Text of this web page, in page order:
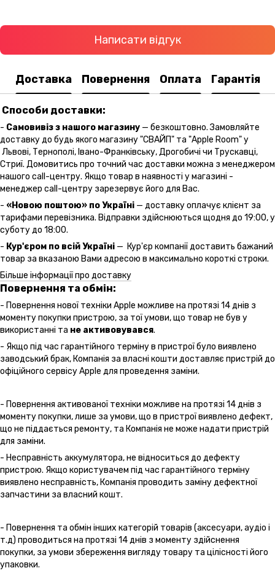
Написати відгук
Доставка Повернення Оплата Гарантія
Способи доставки:
- Самовивіз з нашого магазину — безкоштовно. Замовляйте
доставку до будь якого магазину "СВАЙП" та "Apple Room" у
Львові, Тернополі, Івано-Франківську, Дрогобичі чи Трускавці,
Стриї. Домовитись про точний час доставки можна з менеджером
нашого call-центру. Якщо товар в наявності у магазині -
менеджер call-центру зарезервує його для Вас.
- «Новою поштою» по Україні — доставку оплачує клієнт за
тарифами перевізника. Відправки здійснюються щодня до 19:00, у
суботу до 18:00.
- Кур'єром по всій Україні — Кур'єр компанії доставить бажаний
товар за вказаною Вами адресою в максимально короткі строки.
Більше інформації про доставку
Повернення та обмін:
- Повернення нової техніки Apple можливе на протязі 14 днів з
моменту покупки пристрою, за тої умови, що товар не був у
використанні та не активовувався.
- Якщо під час гарантійного терміну в пристрої було виявлено
заводський брак, Компанія за власні кошти доставляє пристрій до
офіційного сервісу Apple для проведення заміни.
- Повернення активованої техніки можливе на протязі 14 днів з
моменту покупки, лише за умови, що в пристрої виявлено дефект,
що не піддається ремонту, та Компанія не може надати пристрій
для заміни.
- Несправність аккумулятора, не відноситься до дефекту
пристрою. Якщо користувачем під час гарантійного терміну
виявлено несправність, Компанія проводить заміну дефектної
запчастини за власний кошт.
- Повернення та обмін інших категорій товарів (аксесуари, аудіо і
т.д) проводиться на протязі 14 днів з моменту здійснення
покупки, за умови збереження вигляду товару та цілісності його
упаковки.